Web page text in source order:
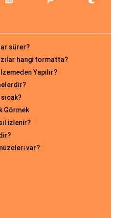
sürer?
hangi formatta?
Yapılır?
Görmek
izlenir?
var?